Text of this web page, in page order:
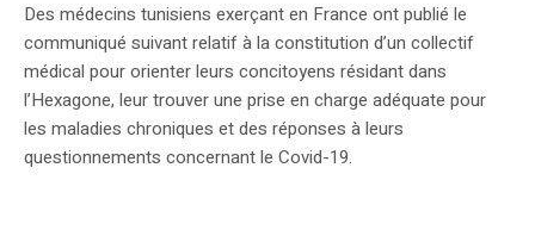
Des médecins tunisiens exerçant en France ont publié le
communiqué suivant relatif à la constitution d’un collectif
médical pour orienter leurs concitoyens résidant dans
l’Hexagone, leur trouver une prise en charge adéquate pour
les maladies chroniques et des réponses à leurs
questionnements concernant le Covid-19.